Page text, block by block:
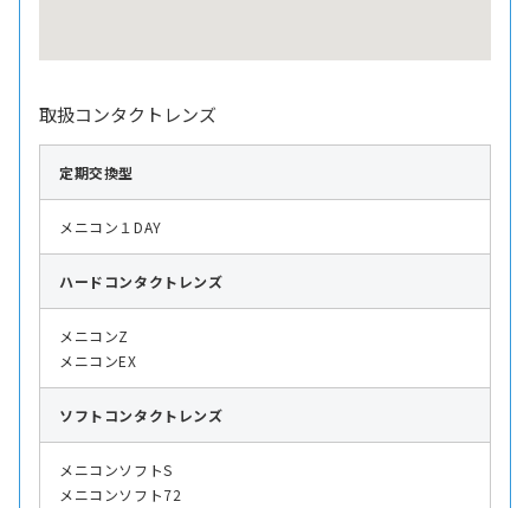
取扱コンタクトレンズ
定期交換型
メニコン１DAY
ハード コンタクトレンズ
メニコンZ
メニコンEX
ソフト コンタクトレンズ
メニコンソフトS
メニコンソフト72